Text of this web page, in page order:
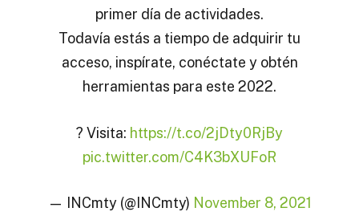
primer día de actividades.
Todavía estás a tiempo de adquirir tu
acceso, inspírate, conéctate y obtén
herramientas para este 2022.
? Visita: https://t.co/2jDty0RjBy
pic.twitter.com/C4K3bXUFoR
— INCmty (@INCmty) November 8, 2021